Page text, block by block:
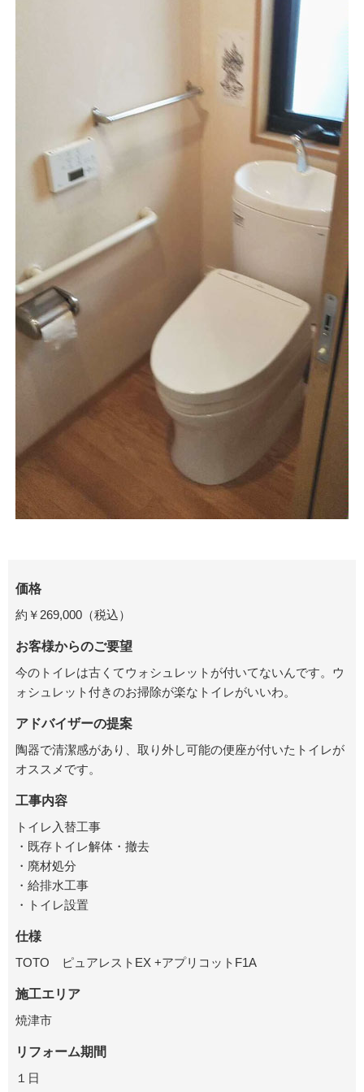
価格
約￥269,000（税込）
お客様からのご要望
今のトイレは古くてウォシュレットが付いてないんです。ウ
ォシュレット付きのお掃除が楽なトイレがいいわ。
アドバイザーの提案
陶器で清潔感があり、取り外し可能の便座が付いたトイレが
オススメです。
工事内容
トイレ入替工事
・既存トイレ解体・撤去
・廃材処分
・給排水工事
・トイレ設置
仕様
TOTO ピュアレストEX +アプリコットF1A
施工エリア
焼津市
リフォーム期間
１日